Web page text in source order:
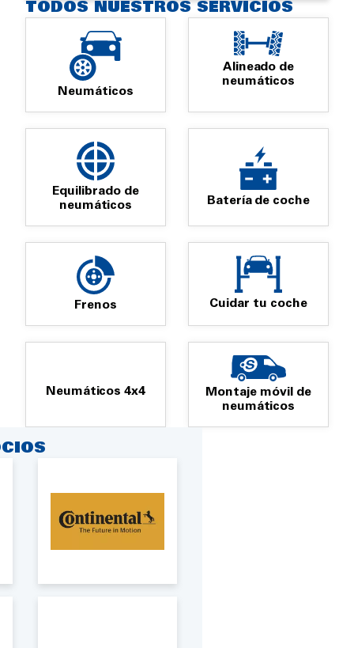
TODOS NUESTROS SERVICIOS
Neumáticos
Alineado de
neumáticos
Equilibrado de
neumáticos
Batería de coche
Frenos Cuidar tu coche
Neumáticos 4x4
Montaje móvil de
neumáticos